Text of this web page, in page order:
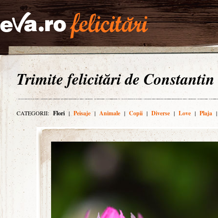
Trimite felicitări de
CATEGORII: Flori | Peisaje | Animale | Copii | Diverse | Love | Plaja |